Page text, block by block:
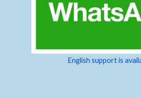
English support is